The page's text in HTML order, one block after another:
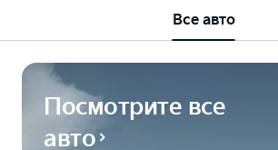
Все авто
Посмотрите все
авто